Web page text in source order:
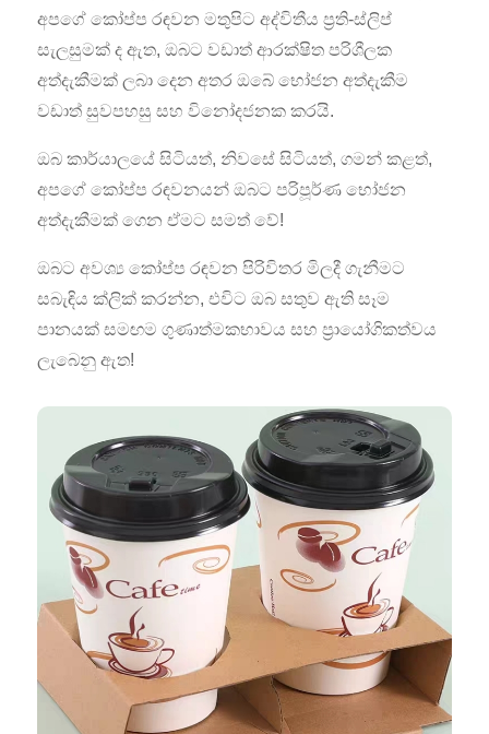
අපගේ කෝප්ප රඳවන මතුපිට අද්විතීය ප්‍රති-ස්ලිප්
සැලසුමක් ද ඇත, ඔබට වඩාත් ආරක්ෂිත පරිශීලක
අත්දැකීමක් ලබා දෙන අතර ඔබේ භෝජන අත්දැකීම
වඩාත් සුවපහසු සහ විනෝදජනක කරයි.
ඔබ කාර්යාලයේ සිටියත්, නිවසේ සිටියත්, ගමන් කළත්,
අපගේ කෝප්ප රඳවනයන් ඔබට පරිපූර්ණ භෝජන
අත්දැකීමක් ගෙන ඒමට සමත් වේ!
ඔබට අවශ්‍ය කෝප්ප රඳවන පිරිවිතර මිලදී ගැනීමට
සබැඳිය ක්ලික් කරන්න, එවිට ඔබ සතුව ඇති සෑම
පානයක් සමඟම ගුණාත්මකභාවය සහ ප්‍රායෝගිකත්වය
ලැබෙනු ඇත!